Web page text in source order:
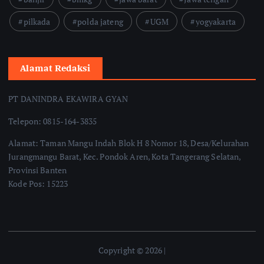
pilkada
polda jateng UGM yogyakarta
Alamat Redaksi
PT DANINDRA EKAWIRA GYAN
Telepon: 0815-164-3835
Alamat: Taman Mangu Indah Blok H 8 Nomor 18, Desa/Kelurahan
Jurangmangu Barat, Kec. Pondok Aren, Kota Tangerang Selatan,
Provinsi Banten
Kode Pos: 15223
Copyright © 2026 |